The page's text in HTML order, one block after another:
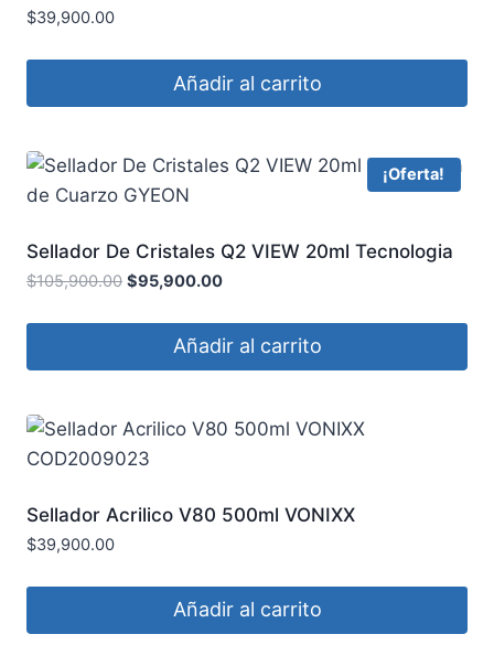
VONIXX COD2018007
$39,900.00
Añadir al carrito
¡Oferta!
Sellador De Cristales Q2 VIEW 20ml Tecnologia
de Cuarzo GYEON
$105,900.00 $95,900.00
Añadir al carrito
Sellador Acrilico V80 500ml VONIXX
COD2009023
$39,900.00
Añadir al carrito